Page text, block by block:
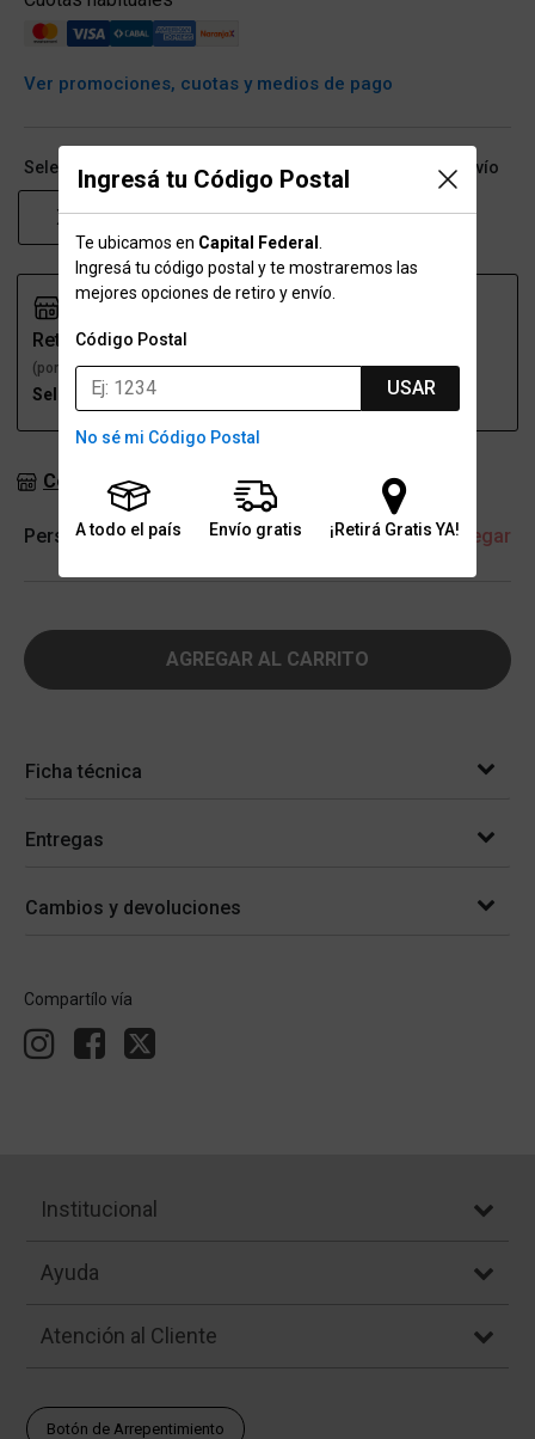
Ingresá tu Código Postal
Te ubicamos en Capital Federal
Ingresá tu código postal y te mostraremos las
mejores opciones de retiro y envío.
Código Postal
USAR
No sé mi Código Postal
A todo el país Envío gratis ¡Retirá Gratis YA!
Ver promociones, cuotas y medios de pago
Seleccioná talle (ARG) y conocé las opciones de retiro/envío
XS S M
Retiro
(por una sucursal)
Seleccioná talle
(a domicilio)
Seleccioná talle
Consultar stock en sucursales
Personalización + Agregar
AGREGAR AL CARRITO
Ficha técnica
Entregas
Cambios y devoluciones
Compartílo vía
Institucional
Ayuda
Atención al Cliente
Botón de Arrepentimiento